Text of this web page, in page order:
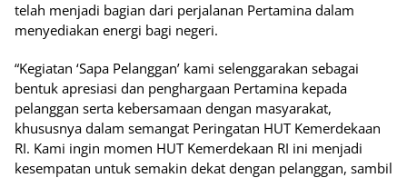
telah menjadi bagian dari perjalanan Pertamina dalam
menyediakan energi bagi negeri.
“Kegiatan ‘Sapa Pelanggan’ kami selenggarakan sebagai
bentuk apresiasi dan penghargaan Pertamina kepada
pelanggan serta kebersamaan dengan masyarakat,
khususnya dalam semangat Peringatan HUT Kemerdekaan
RI. Kami ingin momen HUT Kemerdekaan RI ini menjadi
kesempatan untuk semakin dekat dengan pelanggan, sambil